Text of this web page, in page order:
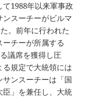
1988年以来軍事政
スーチーがビルマ
。前年に行われた
チーが所属する
議席を獲得し圧
規定で大統領には
ンスーチーは「国
」を兼任し、大統